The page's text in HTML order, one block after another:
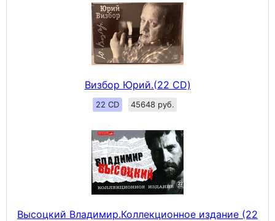
Визбор Юрий.(22 CD)
22 CD 45648 руб.
Высоцкий Владимир.Коллекционное издание (22